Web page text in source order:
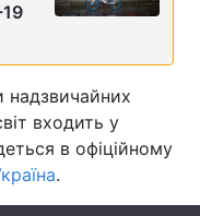
входить у
в офіційному
.